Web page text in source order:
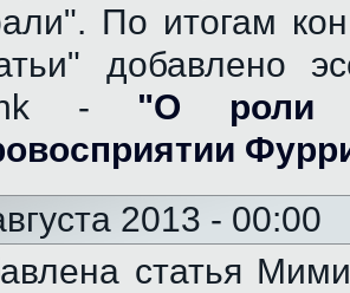
По итогам
добавлено
- "О роли
2013 - 00:00
статья